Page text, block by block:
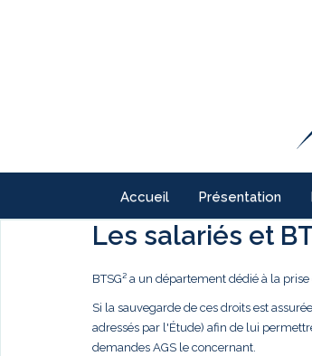
Accueil Présentation
Les salariés et
BTSG² a un département dédié à la
Si la sauvegarde de ces droits est
adressés par l'Étude) afin de lui
demandes AGS le concernant.